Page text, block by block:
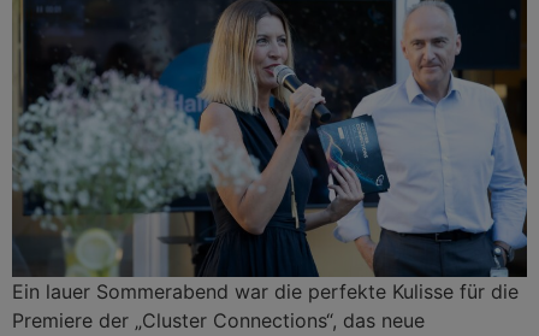
Ein lauer Sommerabend war die perfekte Kulisse für die
Premiere der „Cluster Connections“, das neue